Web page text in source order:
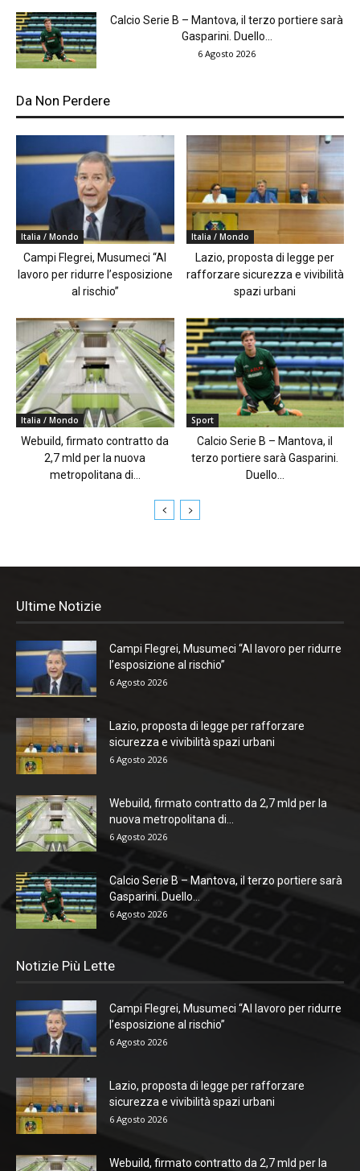
Calcio Serie B – Mantova, il terzo portiere sarà
Gasparini. Duello...
6 Agosto 2026
Da Non Perdere
Italia / Mondo
Campi Flegrei, Musumeci “Al
lavoro per ridurre l’esposizione
al rischio”
Italia / Mondo
Lazio, proposta di legge per
rafforzare sicurezza e vivibilità
spazi urbani
Italia / Mondo
Webuild, firmato contratto da
2,7 mld per la nuova
metropolitana di...
Sport
Calcio Serie B – Mantova, il
terzo portiere sarà Gasparini.
Duello...
Ultime Notizie
Campi Flegrei, Musumeci “Al lavoro per ridurre
l’esposizione al rischio”
6 Agosto 2026
Lazio, proposta di legge per rafforzare
sicurezza e vivibilità spazi urbani
6 Agosto 2026
Webuild, firmato contratto da 2,7 mld per la
nuova metropolitana di...
6 Agosto 2026
Calcio Serie B – Mantova, il terzo portiere sarà
Gasparini. Duello...
6 Agosto 2026
Notizie Più Lette
Campi Flegrei, Musumeci “Al lavoro per ridurre
l’esposizione al rischio”
6 Agosto 2026
Lazio, proposta di legge per rafforzare
sicurezza e vivibilità spazi urbani
6 Agosto 2026
Webuild, firmato contratto da 2,7 mld per la